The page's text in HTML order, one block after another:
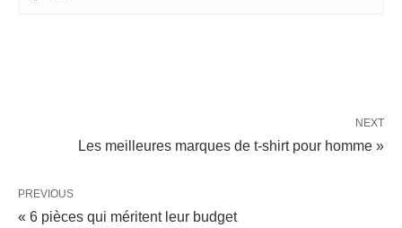
NEXT
Les meilleures marques de t-shirt pour homme »
PREVIOUS
« 6 pièces qui méritent leur budget